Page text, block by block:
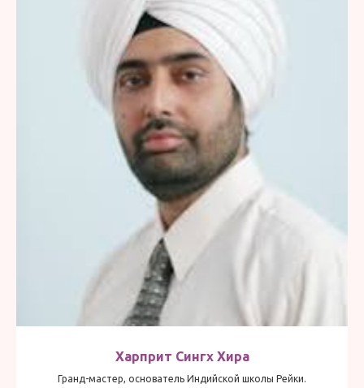
Харприт Сингх Хира
Гранд-мастер, основатель Индийской школы Рейки.